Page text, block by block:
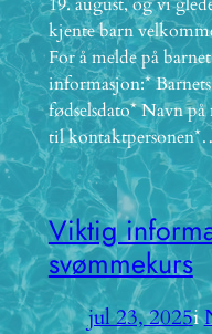
kjente barn
For å melde på
informasjon:*
fødselsdato* Navn
til
Viktig
svømmekurs
jul 23, 2025i